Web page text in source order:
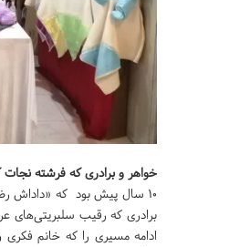
خواهر و برادری که فرشته نجات
۱۰ سال پیش بود که «داداش
برادری که رقیب
ادامه مسیری را که خانم